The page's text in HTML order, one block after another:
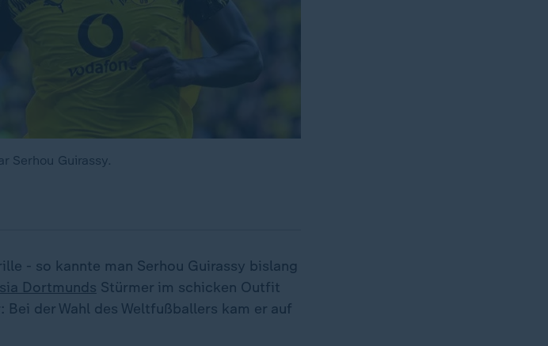
Serhou Guirassy.
- so kannte man Serhou Guirassy bislang
Dortmunds Stürmer im schicken Outfit
der Wahl des Weltfußballers kam er auf